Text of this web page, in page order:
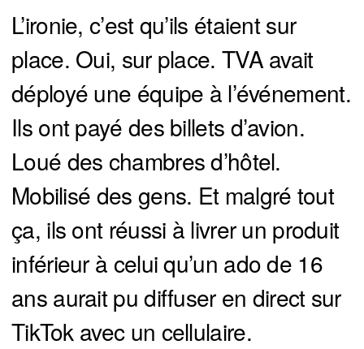
L’ironie, c’est qu’ils étaient sur
place. Oui, sur place. TVA avait
déployé une équipe à l’événement.
Ils ont payé des billets d’avion.
Loué des chambres d’hôtel.
Mobilisé des gens. Et malgré tout
ça, ils ont réussi à livrer un produit
inférieur à celui qu’un ado de 16
ans aurait pu diffuser en direct sur
TikTok avec un cellulaire.